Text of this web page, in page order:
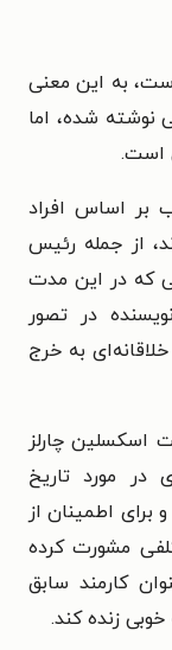
به این معنی
نوشته شده، اما
است.
بر اساس افراد
از جمله رئیس
که در این مدت
در تصور
به خرج
اسکسلین چارلز
مورد تاریخ
برای اطمینان از
مشورت کرده
کارمند سابق
زنده کند.